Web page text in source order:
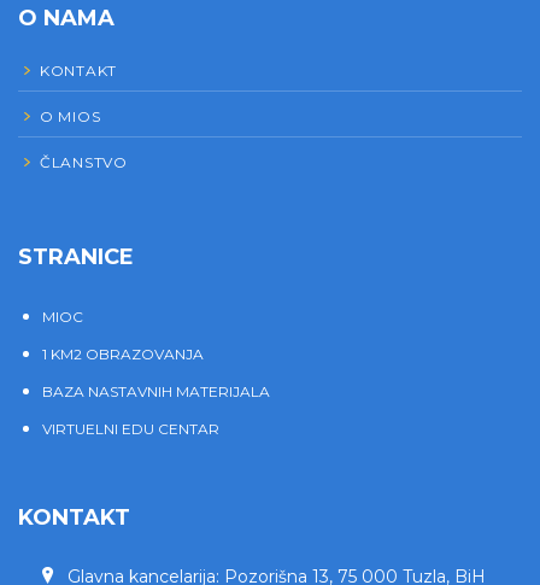
O NAMA
KONTAKT
O MIOS
ČLANSTVO
STRANICE
MIOC
1 KM2 OBRAZOVANJA
BAZA NASTAVNIH MATERIJALA
VIRTUELNI EDU CENTAR
KONTAKT
Glavna kancelarija: Pozorišna 13, 75 000 Tuzla, BiH